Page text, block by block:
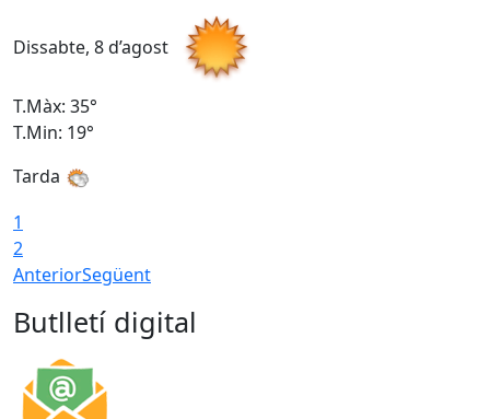
Dissabte, 8 d’agost
T.Màx: 35°
T.Min: 19°
Tarda
1
2
AnteriorSegüent
Butlletí digital